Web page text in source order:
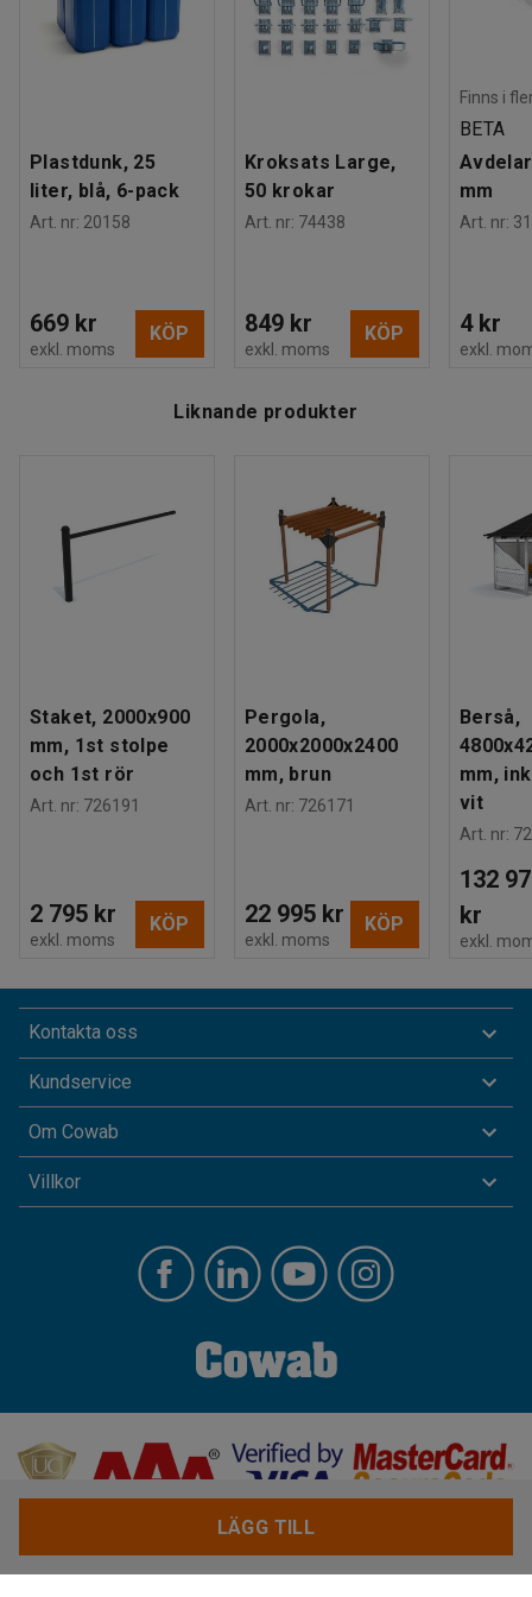
Pollarna säljs styckvis och måste platsgjutas.
Plastdunk, 25
liter, blå, 6-pack
Art. nr: 20158
669 kr
exkl. moms
KÖP
Kroksats Large,
50 krokar
Art. nr: 74438
849 kr
exkl. moms
KÖP
Finns i
BETA
mm
Art. nr:
4 kr
exkl.
Liknande produkter
Staket, 2000x900
mm, 1st stolpe
och 1st rör
Art. nr: 726191
2 795 kr
exkl. moms
KÖP
Pergola,
2000x2000x2400
mm, brun
Art. nr: 726171
22 995 kr
exkl. moms
KÖP
Berså,
mm,
vit
Art. nr:
132
kr
exkl.
Kontakta oss
Kundservice
Om Cowab
Villkor
LÄGG TILL